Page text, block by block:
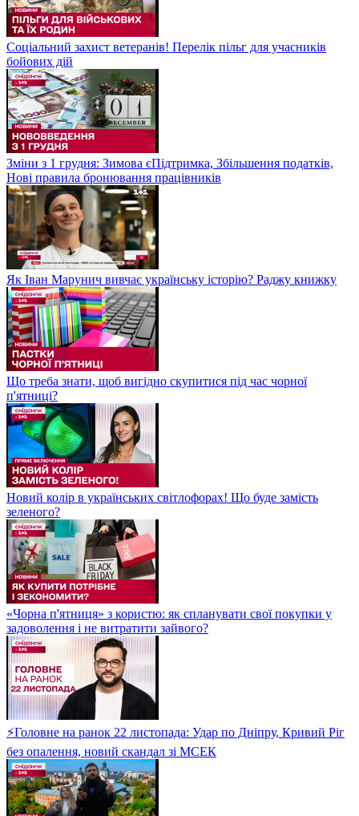
Соціальний захист ветеранів! Перелік пільг для учасників
бойових дій
Зміни з 1 грудня: Зимова єПідтримка, Збільшення податків,
Нові правила бронювання працівників
Як Іван Марунич вивчає українську історію? Раджу книжку
Що треба знати, щоб вигідно скупитися під час чорної
п'ятниці?
Новий колір в українських світлофорах! Що буде замість
зеленого?
«Чорна п'ятниця» з користю: як спланувати свої покупки у
задоволення і не витратити зайвого?
⚡Головне на ранок 22 листопада: Удар по Дніпру, Кривий Ріг
без опалення, новий скандал зі МСЕК